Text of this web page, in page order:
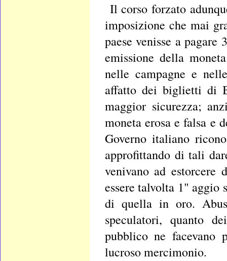
Il corso forzato
imposizione che mai
paese venisse a
emissione della
nelle campagne e
affatto dei biglietti di
maggior sicurezza;
moneta erosa e falsa e
Governo italiano
approfittando di tali
venivano ad estorcere
essere talvolta 1" aggio
di quella in oro.
speculatori, quanto
pubblico ne facevano
lucroso mercimonio.